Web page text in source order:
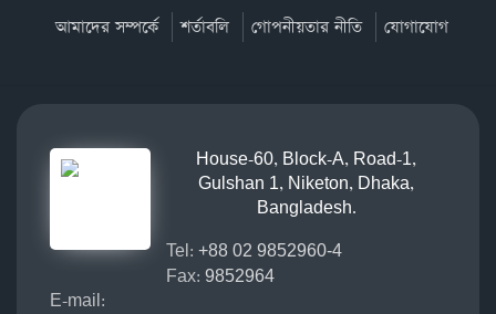
আমাদের সম্পর্কে শর্তাবলি গোপনীয়তার নীতি যোগাযোগ
House-60, Block-A, Road-1,
Gulshan 1, Niketon, Dhaka,
Bangladesh.
Tel: +88 02 9852960-4
Fax: 9852964
E-mail: